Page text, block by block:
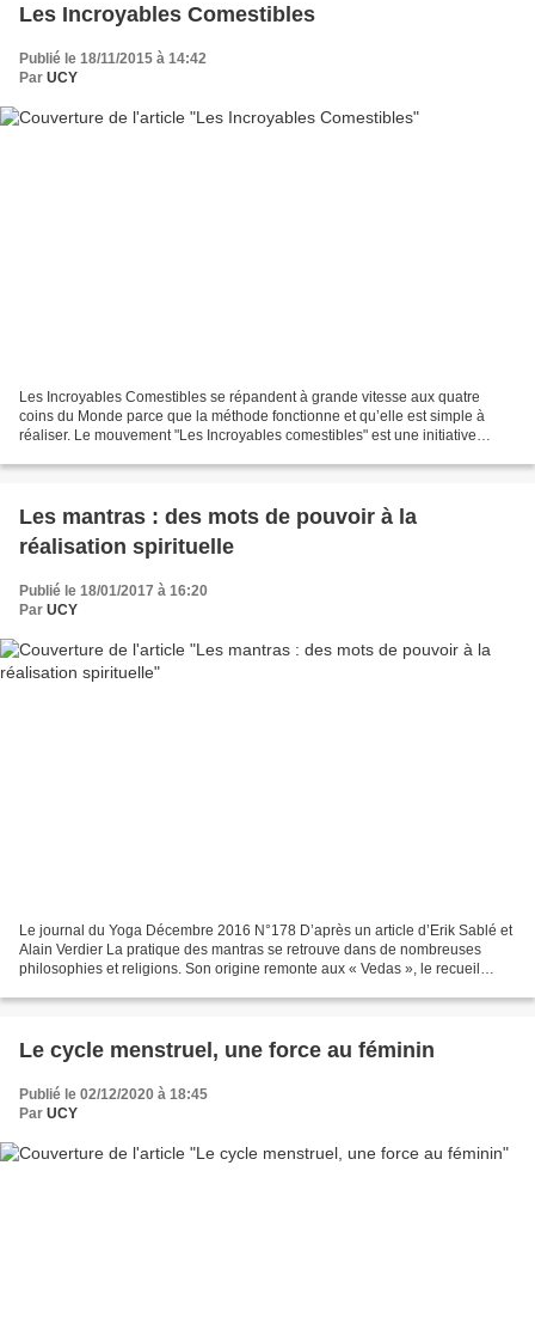
Les Incroyables Comestibles
Publié le 18/11/2015 à 14:42
Par UCY
Les Incroyables Comestibles se répandent à grande vitesse aux quatre
coins du Monde parce que la méthode fonctionne et qu’elle est simple à
réaliser. Le mouvement "Les Incroyables comestibles" est une initiative
Les mantras : des mots de pouvoir à la
réalisation spirituelle
Publié le 18/01/2017 à 16:20
Par UCY
Le journal du Yoga Décembre 2016 N°178 D’après un article d’Erik Sablé et
Alain Verdier La pratique des mantras se retrouve dans de nombreuses
philosophies et religions. Son origine remonte aux « Vedas », le recueil
Le cycle menstruel, une force au féminin
Publié le 02/12/2020 à 18:45
Par UCY